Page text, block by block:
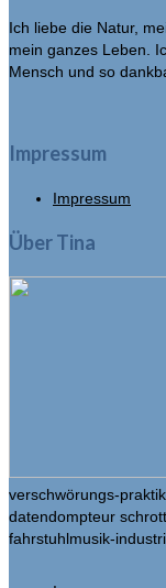
Ich liebe die Natur,
mein ganzes Leben.
Mensch und so
Impressum
Impressum
Über Tina
verschwörungs-
datendompteur
fahrstuhlmusik-